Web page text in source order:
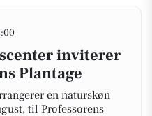
inviterer
Plantage
en naturskøn
til Professorens